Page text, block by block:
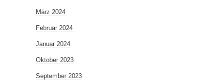
März 2024
Februar 2024
Januar 2024
Oktober 2023
September 2023